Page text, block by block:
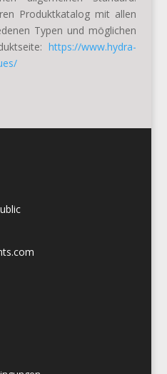
Produktkatalog mit allen
Typen und möglichen
https://www.hydra-